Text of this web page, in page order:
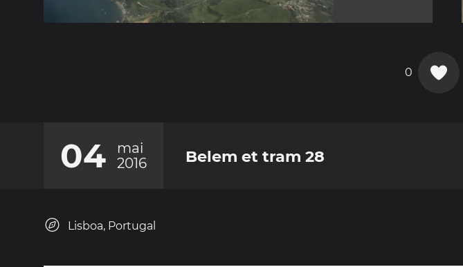
0
04
mai
2016
Belem et tram 28
Lisboa, Portugal